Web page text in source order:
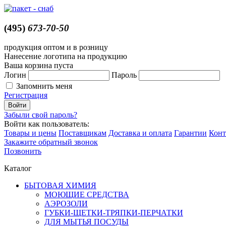
(495) 673-70-50
продукция оптом и в розницу
Нанесение логотипа на продукцию
Ваша корзина пуста
Логин
Пароль
Запомнить меня
Регистрация
Забыли свой пароль?
Войти как пользователь:
Товары и цены Поставщикам Доставка и оплата Гарантии
Закажите обратный звонок
Позвонить
Каталог
БЫТОВАЯ ХИМИЯ
МОЮЩИЕ СРЕДСТВА
АЭРОЗОЛИ
ГУБКИ-ЩЕТКИ-ТРЯПКИ-ПЕРЧАТКИ
ДЛЯ МЫТЬЯ ПОСУДЫ